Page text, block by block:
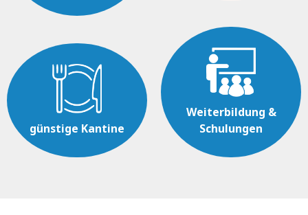
günstige Kantine
Weiterbildung &
Schulungen